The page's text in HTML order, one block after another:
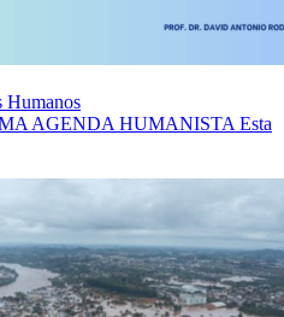
Humanos
AGENDA HUMANISTA Esta